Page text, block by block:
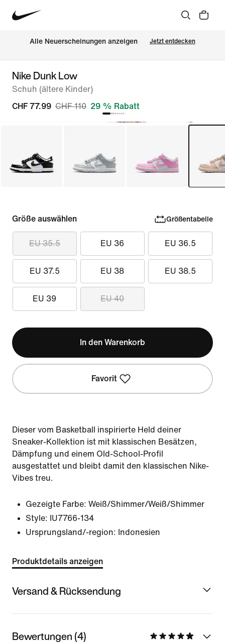
Alle Neuerscheinungen anzeigen Jetzt entdecken
Nike Dunk Low
Schuh (ältere Kinder)
CHF 77.99 CHF 110 29 % Rabatt
Größe auswählen Größentabelle
EU 35.5 EU 36 EU 36.5
EU 37.5 EU 38 EU 38.5
EU 39 EU 40
In den Warenkorb
Favorit
Dieser vom Basketball inspirierte Held deiner
Sneaker-Kollektion ist mit klassischen Besätzen,
Dämpfung und einem Old-School-Profil
ausgestattet und bleibt damit den klassischen Nike-
Vibes treu.
Gezeigte Farbe: Weiß/Shimmer/Weiß/Shimmer
Style: IU7766-134
Ursprungsland/-region: Indonesien
Produktdetails anzeigen
Versand & Rücksendung
Bewertungen (4)